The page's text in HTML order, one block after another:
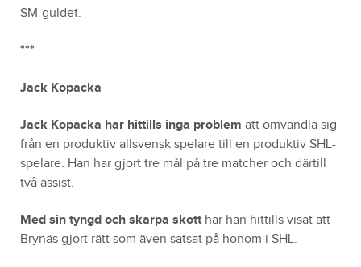
SM-guldet.
***
Jack Kopacka
Jack Kopacka har hittills inga problem att omvandla sig
från en produktiv allsvensk spelare till en produktiv SHL-
spelare. Han har gjort tre mål på tre matcher och därtill
två assist.
Med sin tyngd och skarpa skott har han hittills visat att
Brynäs gjort rätt som även satsat på honom i SHL.